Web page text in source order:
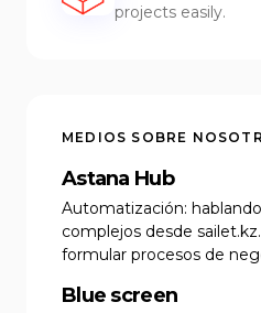
projects easily.
MEDIOS SOBRE
Astana Hub
Automatización:
complejos desde
formular procesos de
Blue screen